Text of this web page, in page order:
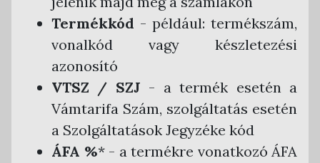
Megjegyzések
Árfolyam
ÁFA kódok
Számlakiállítás és kapcsolódó funkciók
Számlakiállítás
Új elektronikus számla létrehozása
Számlakiküldés
Termékkód - például: termékszám,
vonalkód vagy készletezési
azonosító
VTSZ / SZJ - a termék esetén a
Vámtarifa Szám, szolgáltatás esetén
a Szolgáltatások Jegyzéke kód
ÁFA %* - a termékre vonatkozó ÁFA